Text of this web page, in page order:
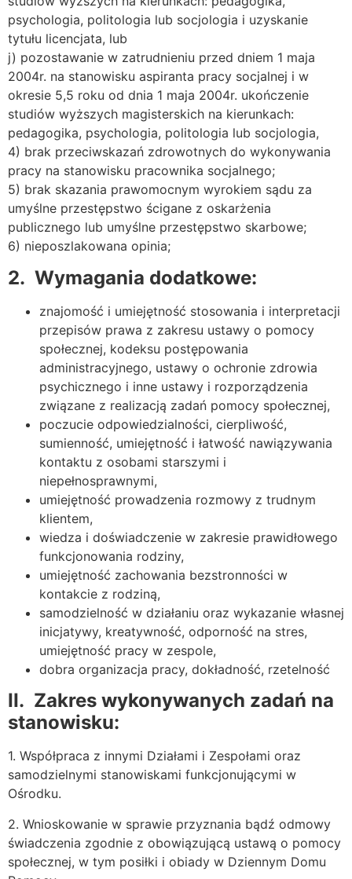
psychologia, politologia lub socjologia i uzyskanie
tytułu licencjata, lub
j) pozostawanie w zatrudnieniu przed dniem 1 maja
2004r. na stanowisku aspiranta pracy socjalnej i w
okresie 5,5 roku od dnia 1 maja 2004r. ukończenie
studiów wyższych magisterskich na kierunkach:
pedagogika, psychologia, politologia lub socjologia,
4) brak przeciwskazań zdrowotnych do wykonywania
pracy na stanowisku pracownika socjalnego;
5) brak skazania prawomocnym wyrokiem sądu za
umyślne przestępstwo ścigane z oskarżenia
publicznego lub umyślne przestępstwo skarbowe;
6) nieposzlakowana opinia;
2. Wymagania dodatkowe:
znajomość i umiejętność stosowania i interpretacji
przepisów prawa z zakresu ustawy o pomocy
społecznej, kodeksu postępowania
administracyjnego, ustawy o ochronie zdrowia
psychicznego i inne ustawy i rozporządzenia
związane z realizacją zadań pomocy społecznej,
poczucie odpowiedzialności, cierpliwość,
sumienność, umiejętność i łatwość nawiązywania
kontaktu z osobami starszymi i
niepełnosprawnymi,
umiejętność prowadzenia rozmowy z trudnym
klientem,
wiedza i doświadczenie w zakresie prawidłowego
funkcjonowania rodziny,
umiejętność zachowania bezstronności w
kontakcie z rodziną,
samodzielność w działaniu oraz wykazanie własnej
inicjatywy, kreatywność, odporność na stres,
umiejętność pracy w zespole,
dobra organizacja pracy, dokładność, rzetelność
II. Zakres wykonywanych zadań na
stanowisku:
1. Współpraca z innymi Działami i Zespołami oraz
samodzielnymi stanowiskami funkcjonującymi w
Ośrodku.
2. Wnioskowanie w sprawie przyznania bądź odmowy
świadczenia zgodnie z obowiązującą ustawą o pomocy
społecznej, w tym posiłki i obiady w Dziennym Domu